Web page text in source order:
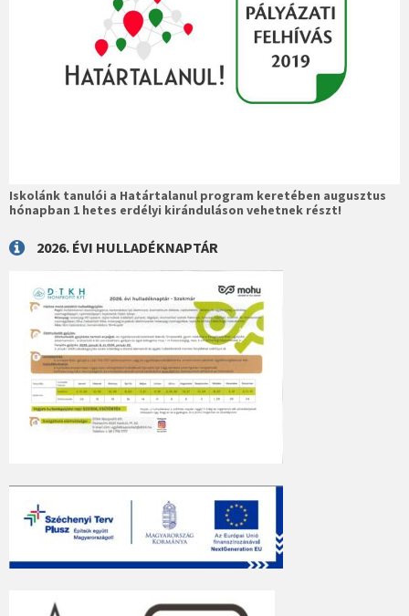
Iskolánk tanulói a Határtalanul program keretében augusztus
hónapban 1 hetes erdélyi kiránduláson vehetnek részt!
2026. ÉVI HULLADÉKNAPTÁR